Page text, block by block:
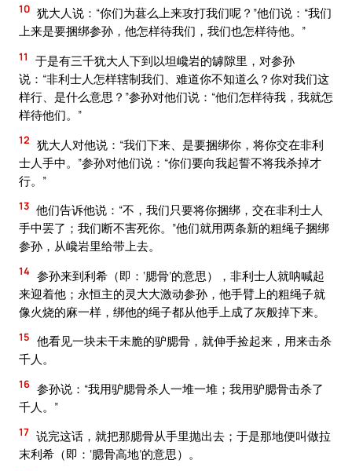
10 犹大人说：“你们为葚么上来攻打我们呢？”他们说：“我们
上来是要捆绑参孙，他怎样待我们，我们也怎样待他。”
11
于是有三千犹大人下到以坦巉岩的罅隙里，对参孙
说：“非利士人怎样辖制我们、难道你不知道么？你对我们这
样行、是什么意思？”参孙对他们说：“他们怎样待我，我就怎
样待他们。”
12 犹大人对他说：“我们下来、是要捆绑你，将你交在非利
士人手中。”参孙对他们说：“你们要向我起誓不将我杀掉才
行。”
13 他们告诉他说：“不，我们只要将你捆绑，交在非利士人
手中罢了；我们断不害死你。”他们就用两条新的粗绳子捆绑
参孙，从巉岩里给带上去。
14 参孙来到利希（即：‘腮骨’的意思），非利士人就呐喊起
来迎着他；永恒主的灵大大激动参孙，他手臂上的粗绳子就
像火烧的麻一样，绑他的绳子都从他手上成了灰般掉下来。
15 他看见一块未干未脆的驴腮骨，就伸手捡起来，用来击杀
千人。
16 参孙说：“我用驴腮骨杀人一堆一堆；我用驴腮骨击杀了
千人。”
17 说完这话，就把那腮骨从手里抛出去；于是那地便叫做拉
末利希（即：‘腮骨高地’的意思）。